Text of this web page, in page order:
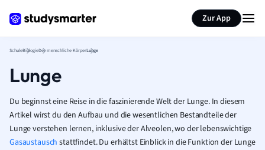
Zur App
SchuleBiologieDer menschliche KörperLunge
Lunge
Du beginnst eine Reise in die faszinierende Welt der Lunge. In diesem
Artikel wirst du den Aufbau und die wesentlichen Bestandteile der
Lunge verstehen lernen, inklusive der Alveolen, wo der lebenswichtige
Gasaustausch stattfindet. Du erhältst Einblick in die Funktion der Lunge
Seite zusammenfassen